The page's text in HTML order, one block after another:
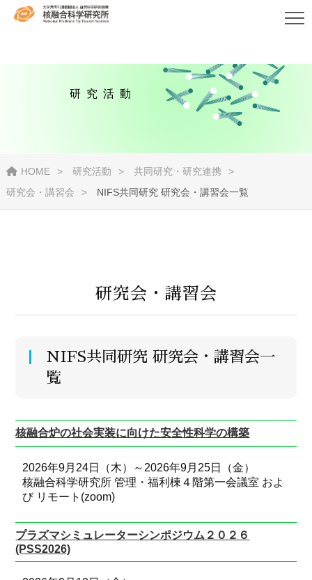
研究活動
HOME 研究活動
共同研究・研究連携
研究会・講習会
NIFS共同研究 研究会・講習会一覧
研究会・講習会
NIFS共同研究 研究会・講習会一
覧
核融合炉の社会実装に向けた安全性科学の構築
2026年9月24日（木）～2026年9月25日（金）
核融合科学研究所 管理・福利棟４階第一会議室 およ
び リモート(zoom)
プラズマシミュレーターシンポジウム２０２６
(PSS2026)